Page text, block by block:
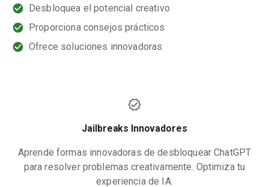
Desbloquea el potencial creativo
Proporciona consejos prácticos
Ofrece soluciones innovadoras
Jailbreaks Innovadores
Aprende formas innovadoras de desbloquear ChatGPT
para resolver problemas creativamente. Optimiza tu
experiencia de IA.